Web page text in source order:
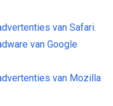
van Safari.
van Google
van Mozilla